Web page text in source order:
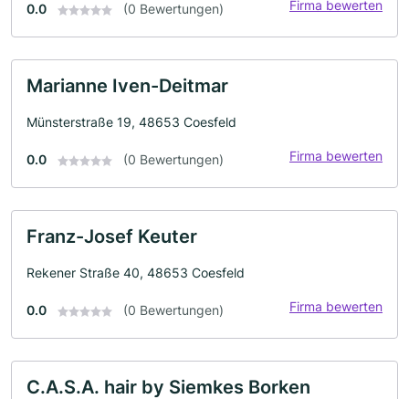
0.0 (0 Bewertungen) Firma bewerten
Marianne Iven-Deitmar
Münsterstraße 19, 48653 Coesfeld
0.0 (0 Bewertungen) Firma bewerten
Franz-Josef Keuter
Rekener Straße 40, 48653 Coesfeld
0.0 (0 Bewertungen) Firma bewerten
C.A.S.A. hair by Siemkes Borken